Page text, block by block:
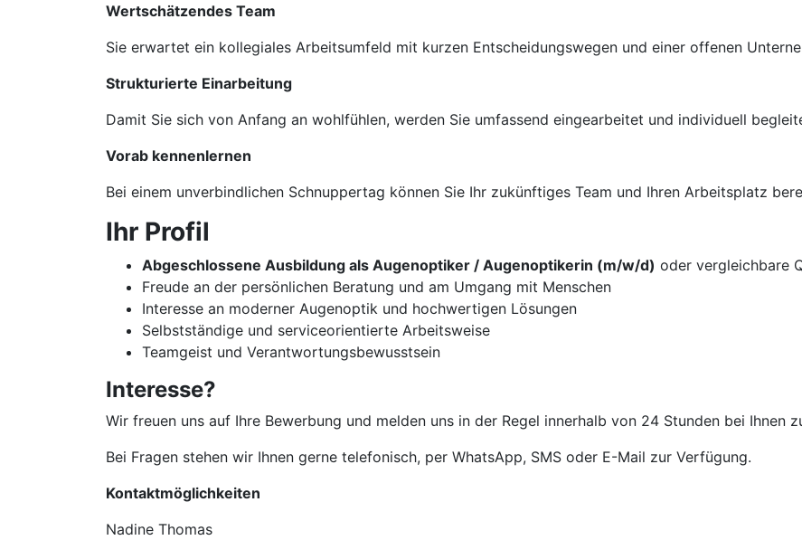
Wertschätzendes Team
Sie erwartet ein kollegiales Arbeitsumfeld mit kurzen Entscheidungswegen und einer offenen
Strukturierte Einarbeitung
Damit Sie sich von Anfang an wohlfühlen, werden Sie umfassend eingearbeitet und individuell
Vorab kennenlernen
Bei einem unverbindlichen Schnuppertag können Sie Ihr zukünftiges Team und Ihren Arbeitsplatz
Ihr Profil
Abgeschlossene Ausbildung als Augenoptiker / Augenoptikerin (m/w/d) oder vergleichbare
Freude an der persönlichen Beratung und am Umgang mit Menschen
Interesse an moderner Augenoptik und hochwertigen Lösungen
Selbstständige und serviceorientierte Arbeitsweise
Teamgeist und Verantwortungsbewusstsein
Interesse?
Wir freuen uns auf Ihre Bewerbung und melden uns in der Regel innerhalb von 24 Stunden bei Ihnen
Bei Fragen stehen wir Ihnen gerne telefonisch, per WhatsApp, SMS oder E-Mail zur Verfügung.
Kontaktmöglichkeiten
Nadine Thomas